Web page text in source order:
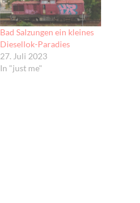
Bad Salzungen ein kleines
Diesellok-Paradies
27. Juli 2023
In "just me"